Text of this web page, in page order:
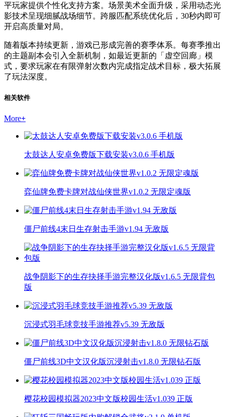
平玩家提供个性化支持方案。场景美术全面升级，采用动态光
影技术呈现细腻战场细节。跨服匹配系统优化后，30秒内即可
开启高质量对局。
随着版本持续更新，游戏已形成完善的赛季体系。每赛季推出
的主题副本会引入全新机制，如最近更新的「虚空回廊」模
式，要求玩家在有限弹射次数内完成指定战术目标，极大拓展
了玩法深度。
相关软件
More+
太鼓达人安卓免费版下载安装v3.0.6 手机版
弈仙牌免费卡牌对战仙侠世界v1.0.2 无限定魂版
僵尸前线4末日生存射击手游v1.94 无敌版
战争阴影下的生存抉择手游完整汉化版v1.6.5 无限背包
版
沉浸式羽毛球竞技手游推荐v5.39 无敌版
僵尸前线3D中文汉化版沉浸射击v1.8.0 无限钻石版
樱花校园模拟器2023中文版校园生活v1.039 正版